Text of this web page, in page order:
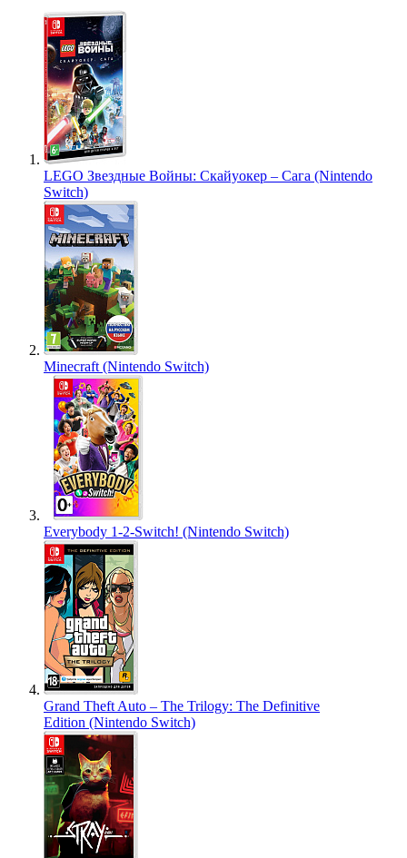
LEGO Звездные Войны: Скайуокер – Сага (Nintendo
Switch)
Minecraft (Nintendo Switch)
Everybody 1-2-Switch! (Nintendo Switch)
Grand Theft Auto – The Trilogy: The Definitive
Edition (Nintendo Switch)